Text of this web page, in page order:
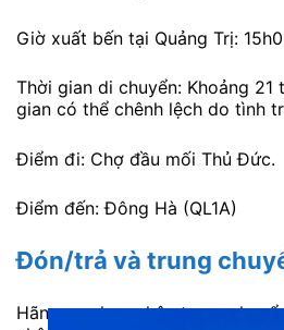
Giờ xuất bến tại Quảng Trị:
Thời gian di chuyển: Khoảng 21
gian có thể chênh lệch do tình
Điểm đi: Chợ đầu mối Thủ Đức.
Điểm đến: Đông Hà (QL1A)
Đón/trả và trung
Hãng xe chưa nhận trung